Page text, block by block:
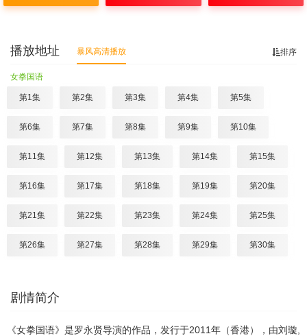
排序
播放地址 暴风高清播放
女拳国语
第1集 第2集 第3集 第4集 第5集
第6集 第7集 第8集 第9集 第10集
第11集 第12集 第13集 第14集 第15集
第16集 第17集 第18集 第19集 第20集
第21集 第22集 第23集 第24集 第25集
第26集 第27集 第28集 第29集 第30集
剧情简介
《女拳国语》是罗永贤导演的作品，发行于2011年（香港），由刘璇,